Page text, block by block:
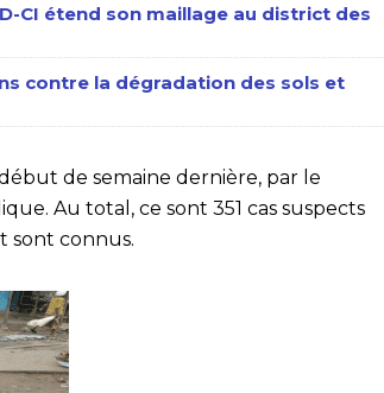
CI étend son maillage au district des
contre la dégradation des sols et
de semaine dernière, par le
Au total, ce sont 351 cas suspects
sont connus.